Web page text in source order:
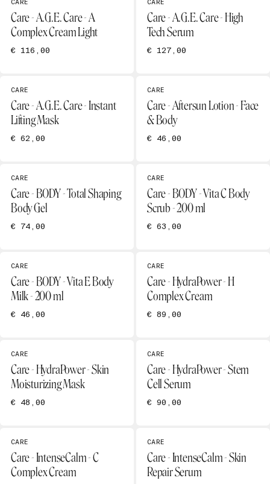
CARE
Care - A.G.E. Care - A
Complex Cream Light
€ 116,00
CARE
Care - A.G.E. Care - High
Tech Serum
€ 127,00
CARE
Care - A.G.E. Care - Instant
Lifting Mask
€ 62,00
CARE
Care - Aftersun Lotion - Face
& Body
€ 46,00
CARE
Care - BODY - Total Shaping
Body Gel
€ 74,00
CARE
Care - BODY - Vita C Body
Scrub - 200 ml
€ 63,00
CARE
Care - BODY - Vita E Body
Milk - 200 ml
€ 46,00
CARE
Care - HydraPower - H
Complex Cream
€ 89,00
CARE
Care - HydraPower - Skin
Moisturizing Mask
€ 48,00
CARE
Care - HydraPower - Stem
Cell Serum
€ 90,00
CARE
Care - IntenseCalm - C
Complex Cream
CARE
Care - IntenseCalm - Skin
Repair Serum